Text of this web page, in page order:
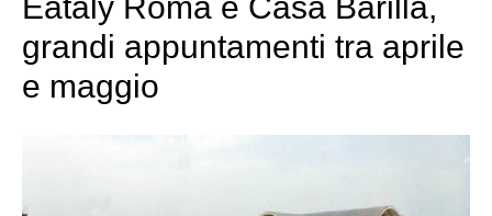
Eataly Roma e Casa Barilla,
grandi appuntamenti tra aprile
e maggio